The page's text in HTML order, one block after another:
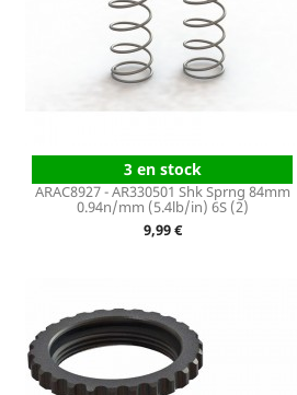
3 en stock
ARAC8927 - AR330501 Shk Sprng 84mm
0.94n/mm (5.4lb/in) 6S (2)
Prix
9,99 €